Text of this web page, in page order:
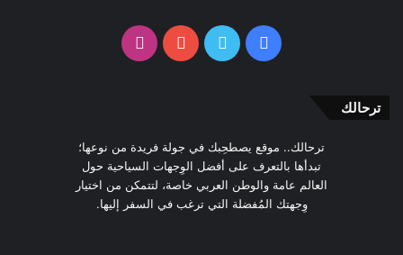
فيسبوكتويتر يوتيوب انستقرام
ترحالك
ترحالك.. موقع يصطحِبك في جولة فريدة من نوعها؛
تبدأها بالتعرف على أفضل الوِجهات السياحية حول
العالم عامة والوطن العربي خاصة، لتتمكن من اختيار
وِجهتك المُفضلة التي ترغب في السفر إليها.